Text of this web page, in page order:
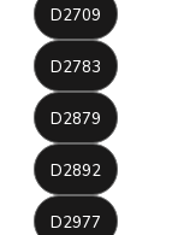
D2709
D2783
D2879
D2892
D2977